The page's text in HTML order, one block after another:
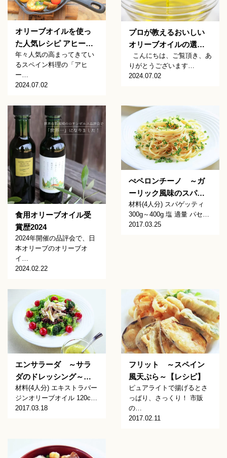
オリーブオイルを使っ
た人気レシピ アヒー…
年々人気の高まってきてい
るスペイン料理の「アヒ
ー…
2024.07.02
プロが教えるおいしい
オリーブオイルの選…
こんにちは、ご覧頂き、あ
りがとうございます…
2024.07.02
食用オリーブオイル受
賞歴2024
2024年開催の品評会で、日
本オリーブのオリーブオ
イ…
2024.02.22
ぺペロンチーノ ～ガ
ーリック風味のスパ…
材料(4人分) スパゲッティ
300g～400g 塩 適量 パセ…
2017.03.25
エンサラーダ ～サラ
ダのドレッシング～…
材料(4人分) エキストラバー
ジンオリーブオイル 120c…
2017.03.18
フリット ～スペイン
風天ぷら～【レシピ】
ピュアライトで揚げるとさ
っぱり、さっくり！ 市販
の…
2017.02.11